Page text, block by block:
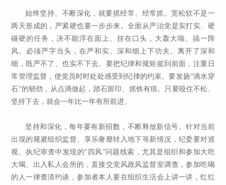
始终坚持、不断深化，就要抓经常、经常抓。宽松软不是一
两天形成的，严紧硬也要一步步来。全面从严治党是实打实、硬
碰硬的任务，决不能浮在面上、挂在口头，大轰大嗡、搞一阵
风。必须严字当头，在严和实、深和细上下功夫。离开了深和
细，既严不了、也实不下去。要把纪律和规矩挺到前面，注重日
常管理监督，使党员时时处处感受到纪律的约束。要发扬“滴水穿
石”的韧劲，从点滴做起，踏石留印、抓铁有痕。只要咬住不松、
坚持下去，就会一年比一年有所前进。
坚持和深化，每年要有新招数，不断释放新信号。针对当前
出现的规避组织监督、享乐奢靡转入地下等新情况，纪委要对巡
视、执纪审查中发现的“四风”问题线索，尤其是组织和参加大吃
大喝、出入私人会所的，直接交党风政风监督室调查，参加吃喝
的人一律查清约谈，参加者本人要在组织生活会上讲一讲，红红